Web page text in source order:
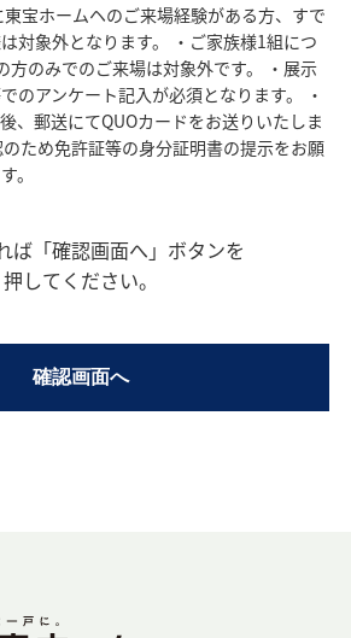
東宝ホームヘのご来場経験がある方、すで
対象外となります。 ・ご家族様1組につ
方のみでのご来場は対象外です。 ・展示
のアンケート記入が必須となります。 ・
、郵送にてQUOカードをお送りいたしま
ため免許証等の身分証明書の提示をお願
。
ば「確認画面へ」ボタンを
押してください。